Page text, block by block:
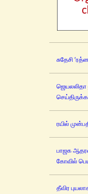
சுதேசி
ஜெயலலிதா
ரயில்
பாஜக
கோவில்
தீவிர